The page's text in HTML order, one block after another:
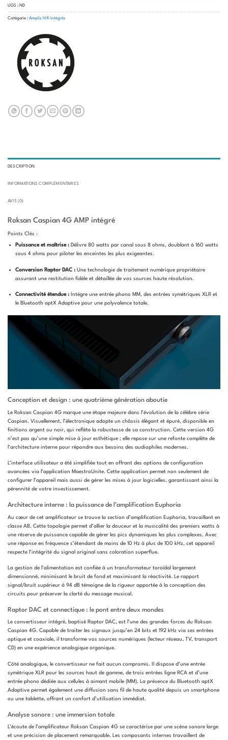
UGS : ND
Catégorie : Amplis Hifi Intégrés
DESCRIPTION
INFORMATIONS COMPLÉMENTAIRES
AVIS (0)
Roksan Caspian 4G AMP intégré
Points Clés :
Puissance et maîtrise :Délivre 80 watts par canal sous 8 ohms, doublant à 160 watts
sous 4 ohms pour piloter les enceintes les plus exigeantes.
Conversion Raptor DAC :Une technologie de traitement numérique propriétaire
assurant une restitution fidèle et détaillée de vos sources haute résolution.
Connectivité étendue :Intègre une entrée phono MM, des entrées symétriques XLR et
le Bluetooth aptX Adaptive pour une polyvalence totale.
Conception et design : une quatrième génération aboutie
Le Roksan Caspian 4G marque une étape majeure dans l’évolution de la célèbre série
Caspian. Visuellement, l’électronique adopte un châssis élégant et épuré, disponible en
finitions argent ou noir, qui reflète la robustesse de sa construction. Cette version 4G
n’est pas qu’une simple mise à jour esthétique ; elle repose sur une refonte complète de
l’architecture interne pour répondre aux besoins des audiophiles modernes.
L’interface utilisateur a été simplifiée tout en offrant des options de configuration
avancées via l’application MaestroUnite. Cette application permet non seulement de
configurer l’appareil mais aussi de gérer les mises à jour logicielles, garantissant ainsi la
pérennité de votre investissement.
Architecture interne : la puissance de l’amplification Euphoria
Au cœur de cet amplificateur se trouve la section d’amplification Euphoria, travaillant en
classe AB. Cette topologie permet d’allier la douceur et la musicalité des premiers watts à
une réserve de puissance capable de gérer les pics dynamiques les plus complexes. Avec
une réponse en fréquence s’étendant de moins de 10 Hz à plus de 100 kHz, cet appareil
respecte l’intégrité du signal original sans coloration superflue.
La gestion de l’alimentation est confiée à un transformateur toroïdal largement
dimensionné, minimisant le bruit de fond et maximisant la réactivité. Le rapport
signal/bruit supérieur à 94 dB témoigne de la rigueur apportée à la conception des
circuits pour préserver la clarté du message musical.
Raptor DAC et connectique : le pont entre deux mondes
Le convertisseur intégré, baptisé Raptor DAC, est l’une des grandes forces du Roksan
Caspian 4G. Capable de traiter les signaux jusqu’en 24 bits et 192 kHz via ses entrées
optique et coaxiale, il transforme vos sources numériques (lecteur réseau, TV, transport
CD) en une expérience analogique organique.
Côté analogique, le convertisseur ne fait aucun compromis. Il dispose d’une entrée
symétrique XLR pour les sources haut de gamme, de trois entrées ligne RCA et d’une
entrée phono dédiée aux cellules à aimant mobile (MM). La présence du Bluetooth aptX
Adaptive permet également une diffusion sans fil de haute qualité depuis un smartphone
ou une tablette, offrant un confort d’utilisation immédiat.
Analyse sonore : une immersion totale
L’écoute de l’amplificateur Roksan Caspian 4G se caractérise par une scène sonore large
et une précision de placement remarquable. Les composants internes travaillent de